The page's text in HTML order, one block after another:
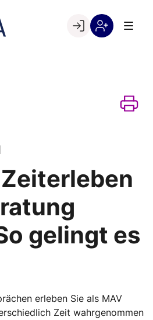
gelingt es
erleben Sie als MAV
Zeit wahrgenommen